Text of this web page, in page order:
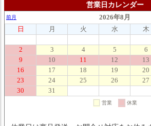
営業日カレンダー